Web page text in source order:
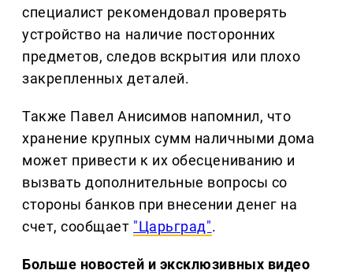
специалист рекомендовал проверять
устройство на наличие посторонних
предметов, следов вскрытия или плохо
закрепленных деталей.
Также Павел Анисимов напомнил, что
хранение крупных сумм наличными дома
может привести к их обесцениванию и
вызвать дополнительные вопросы со
стороны банков при внесении денег на
счет, сообщает "Царьград".
Больше новостей и эксклюзивных видео